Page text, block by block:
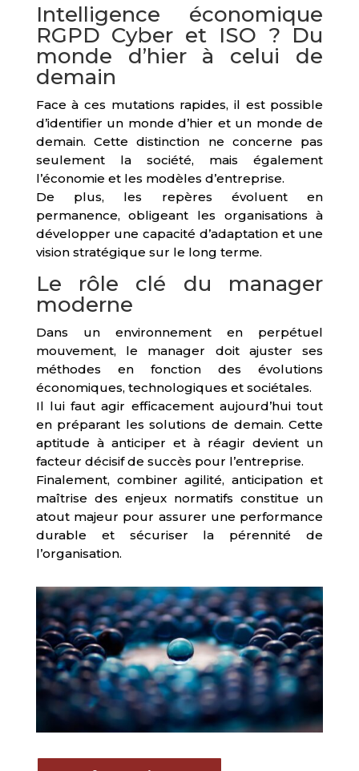
Intelligence économique
RGPD Cyber et ISO ? Du
monde d’hier à celui de
demain
Face à ces mutations rapides, il est possible
d’identifier un monde d’hier et un monde de
demain. Cette distinction ne concerne pas
seulement la société, mais également
l’économie et les modèles d’entreprise.
De plus, les repères évoluent en
permanence, obligeant les organisations à
développer une capacité d’adaptation et une
vision stratégique sur le long terme.
Le rôle clé du manager
moderne
Dans un environnement en perpétuel
mouvement, le manager doit ajuster ses
méthodes en fonction des évolutions
économiques, technologiques et sociétales.
Il lui faut agir efficacement aujourd’hui tout
en préparant les solutions de demain. Cette
aptitude à anticiper et à réagir devient un
facteur décisif de succès pour l’entreprise.
Finalement, combiner agilité, anticipation et
maîtrise des enjeux normatifs constitue un
atout majeur pour assurer une performance
durable et sécuriser la pérennité de
l’organisation.